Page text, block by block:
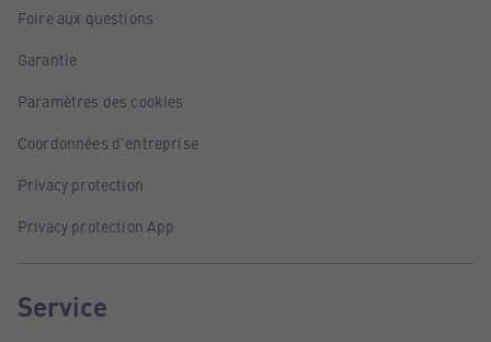
Foire aux questions
Garantie
Paramètres des cookies
Coordonnées d'entreprise
Privacy protection
Privacy protection App
Service